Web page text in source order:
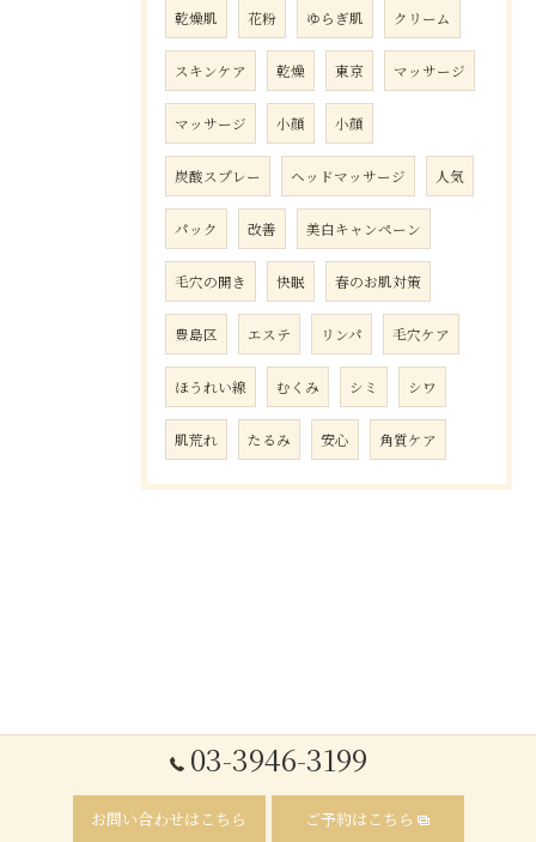
乾燥肌 花粉 ゆらぎ肌 クリーム
スキンケア 乾燥 東京 マッサージ
マッサージ 小顔 小顔
炭酸スプレー ヘッドマッサージ 人気
パック 改善 美白キャンペーン
毛穴の開き 快眠 春のお肌対策
豊島区 エステ リンパ 毛穴ケア
ほうれい線 むくみ シミ シワ
肌荒れ たるみ 安心 角質ケア
03-3946-3199
お問い合わせはこちら ご予約はこちら